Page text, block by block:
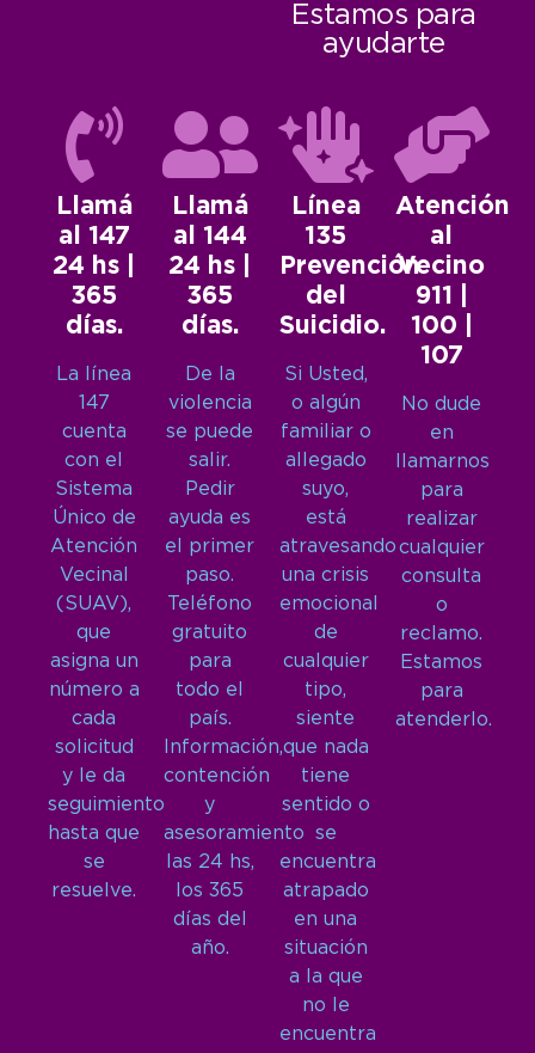
Estamos para
ayudarte
Llamá
al 147
24 hs |
365
días.
La línea
147
cuenta
con el
Sistema
Único de
Atención
Vecinal
(SUAV),
que
asigna un
número a
cada
solicitud
y le da
seguimiento
hasta que
se
resuelve.
Llamá
al 144
24 hs |
365
días.
De la
violencia
se puede
salir.
Pedir
ayuda es
el primer
paso.
Teléfono
gratuito
para
todo el
país.
Información,
contención
y
asesoramiento
las 24 hs,
los 365
días del
año.
Línea
135
Prevención
del
Suicidio.
Si Usted,
o algún
familiar o
allegado
suyo,
está
atravesando
una crisis
emocional
de
cualquier
tipo,
siente
que nada
tiene
sentido o
se
encuentra
atrapado
en una
situación
a la que
no le
encuentra
Atención
al
Vecino
911 |
100 |
107
No dude
en
llamarnos
para
realizar
cualquier
consulta
o
reclamo.
Estamos
para
atenderlo.